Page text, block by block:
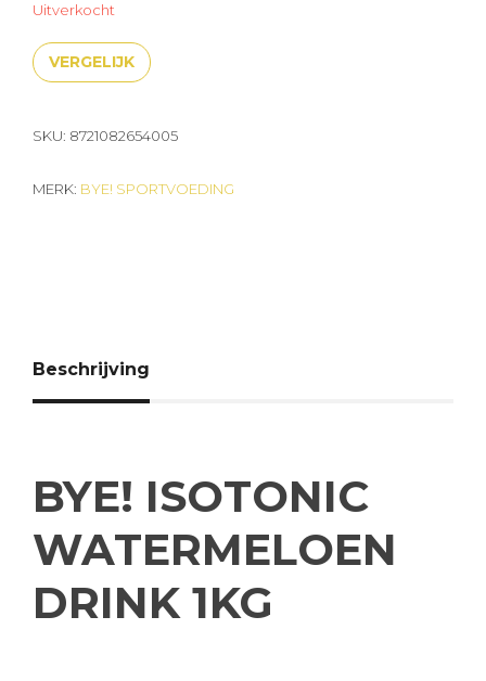
Uitverkocht
VERGELIJK
SKU: 8721082654005
MERK: BYE! SPORTVOEDING
Beschrijving
BYE! ISOTONIC
WATERMELOEN
DRINK 1KG